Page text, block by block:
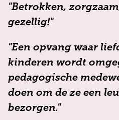
"Betrokken,
gezellig!"
"Een opvang waar
kinderen wordt
pedagogische
doen om de ze een
bezorgen."